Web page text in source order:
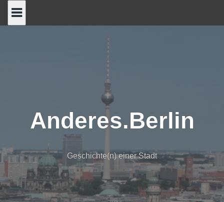
Anderes.Berlin
Geschichte(n) einer Stadt